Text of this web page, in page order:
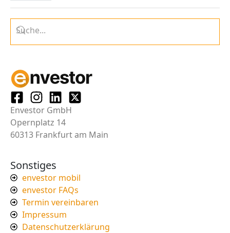
Envestor GmbH
Opernplatz 14
60313 Frankfurt am Main
Sonstiges
envestor mobil
envestor FAQs
Termin vereinbaren
Impressum
Datenschutzerklärung